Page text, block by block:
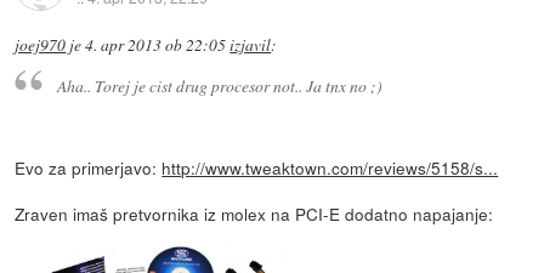
joej970 je4. apr 2013 ob 22:05izjavil:
Aha.. Torej je cist drug procesor not.. Ja tnx no ;)
Evo za primerjavo: http://www.tweaktown.com/reviews/5158/s...
Zraven imaš pretvornika iz molex na PCI-E dodatno napajanje: